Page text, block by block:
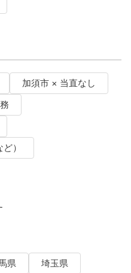
加須市 × 当直なし
）
県
埼玉県